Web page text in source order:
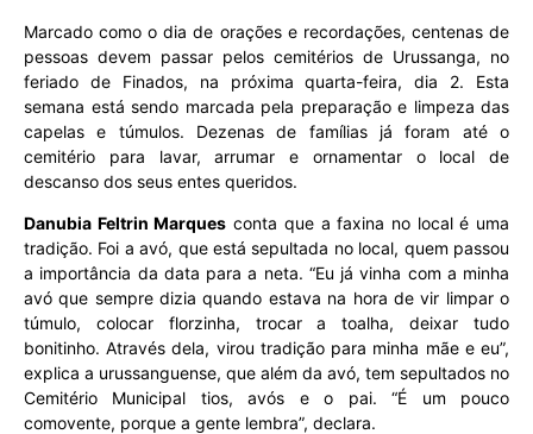
Marcado como o dia de orações e recordações, centenas de
pessoas devem passar pelos cemitérios de Urussanga, no
feriado de Finados, na próxima quarta-feira, dia 2. Esta
semana está sendo marcada pela preparação e limpeza das
capelas e túmulos. Dezenas de famílias já foram até o
cemitério para lavar, arrumar e ornamentar o local de
descanso dos seus entes queridos.
Danubia Feltrin Marques conta que a faxina no local é uma
tradição. Foi a avó, que está sepultada no local, quem passou
a importância da data para a neta. “Eu já vinha com a minha
avó que sempre dizia quando estava na hora de vir limpar o
túmulo, colocar florzinha, trocar a toalha, deixar tudo
bonitinho. Através dela, virou tradição para minha mãe e eu”,
explica a urussanguense, que além da avó, tem sepultados no
Cemitério Municipal tios, avós e o pai. “É um pouco
comovente, porque a gente lembra”, declara.